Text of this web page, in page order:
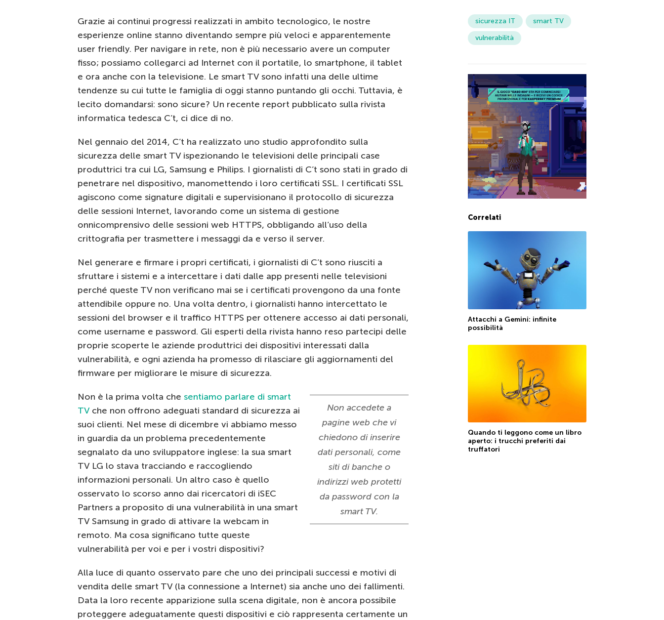
Grazie ai continui progressi realizzati in ambito tecnologico, le nostre
esperienze online stanno diventando sempre più veloci e apparentemente
user friendly. Per navigare in rete, non è più necessario avere un computer
fisso; possiamo collegarci ad Internet con il portatile, lo smartphone, il tablet
e ora anche con la televisione. Le smart TV sono infatti una delle ultime
tendenze su cui tutte le famiglia di oggi stanno puntando gli occhi. Tuttavia, è
lecito domandarsi: sono sicure? Un recente report pubblicato sulla rivista
informatica tedesca C’t, ci dice di no.
Nel gennaio del 2014, C’t ha realizzato uno studio approfondito sulla
sicurezza delle smart TV ispezionando le televisioni delle principali case
produttrici tra cui LG, Samsung e Philips. I giornalisti di C’t sono stati in grado di
penetrare nel dispositivo, manomettendo i loro certificati SSL. I certificati SSL
agiscono come signature digitali e supervisionano il protocollo di sicurezza
delle sessioni Internet, lavorando come un sistema di gestione
onnicomprensivo delle sessioni web HTTPS, obbligando all’uso della
crittografia per trasmettere i messaggi da e verso il server.
Nel generare e firmare i propri certificati, i giornalisti di C’t sono riusciti a
sfruttare i sistemi e a intercettare i dati dalle app presenti nelle televisioni
perché queste TV non verificano mai se i certificati provengono da una fonte
attendibile oppure no. Una volta dentro, i giornalisti hanno intercettato le
sessioni del browser e il traffico HTTPS per ottenere accesso ai dati personali,
come username e password. Gli esperti della rivista hanno reso partecipi delle
proprie scoperte le aziende produttrici dei dispositivi interessati dalla
vulnerabilità, e ogni azienda ha promesso di rilasciare gli aggiornamenti del
firmware per migliorare le misure di sicurezza.
Non accedete a
pagine web che vi
chiedono di inserire
dati personali, come
siti di banche o
indirizzi web protetti
da password con la
smart TV.
Non è la prima volta che sentiamo parlare di smart
TVche non offrono adeguati standard di sicurezza ai
suoi clienti. Nel mese di dicembre vi abbiamo messo
in guardia da un problema precedentemente
segnalato da uno sviluppatore inglese: la sua smart
TV LG lo stava tracciando e raccogliendo
informazioni personali. Un altro caso è quello
osservato lo scorso anno dai ricercatori di iSEC
Partners a proposito di una vulnerabilità in una smart
TV Samsung in grado di attivare la webcam in
remoto. Ma cosa significano tutte queste
vulnerabilità per voi e per i vostri dispositivi?
Alla luce di quanto osservato pare che uno dei principali successi e motivi di
vendita delle smart TV (la connessione a Internet) sia anche uno dei fallimenti.
Data la loro recente apparizione sulla scena digitale, non è ancora possibile
proteggere adeguatamente questi dispositivi e ciò rappresenta certamente un
sicurezza IT
smart TV
vulnerabilità
Correlati
Attacchi a Gemini: infinite
possibilità
Quando ti leggono come un libro
aperto: i trucchi preferiti dai
truffatori